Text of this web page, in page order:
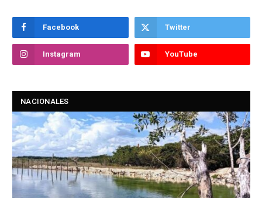
Facebook Twitter
Instagram YouTube
NACIONALES